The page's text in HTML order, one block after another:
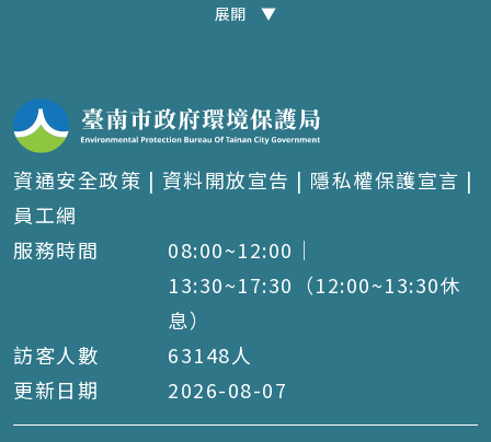
展開 ▼
資通安全政策 | 資料開放宣告 | 隱私權保護宣言 |
員工網
服務時間
08:00~12:00｜
13:30~17:30（12:00~13:30休
息）
訪客人數
63148人
更新日期
2026-08-07